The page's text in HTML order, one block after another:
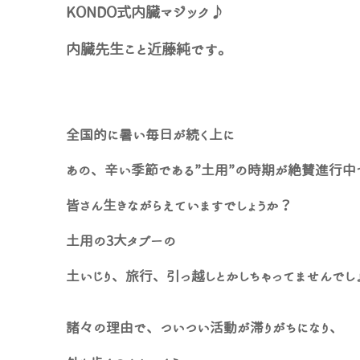
KONDO式内臓マジック♪
内臓先生こと近藤純です。
全国的に暑い毎日が続く上に
あの、辛い季節である”土用”の時期が絶賛進行中
皆さん生きながらえていますでしょうか？
土用の3大タブーの
土いじり、旅行、引っ越しとかしちゃってませんでし
諸々の理由で、ついつい活動が滞りがちになり、